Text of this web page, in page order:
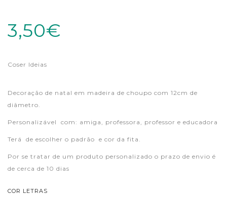
3,50€
Coser Ideias
Decoração de natal em madeira de choupo com 12cm de
diâmetro.
Personalizável com: amiga, professora, professor e educadora
Terá de escolher o padrão e cor da fita.
Por se tratar de um produto personalizado o prazo de envio é
de cerca de 10 dias
COR LETRAS